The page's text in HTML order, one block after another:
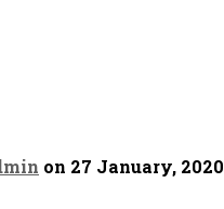
on 27 January, 2020